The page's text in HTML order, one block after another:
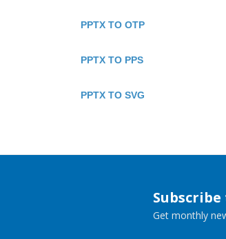
PPTX TO OTP
PPTX TO PPS
PPTX TO SVG
Get monthly